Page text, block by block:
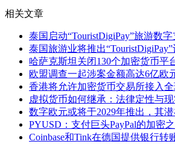
相关文章
泰国启动“TouristDigiPay”旅游数
泰国旅游业将推出
哈萨克斯坦关闭130个加密货币平
欧盟调查一起涉案金额高达6亿欧
香港将允许加密货币交易所接入
虚拟货币如何继承：法律定性与
数字欧元或将于2029年推出，其
PYUSD：支付巨头PayPal的加密
Coinbase和Tink在德国提供银行